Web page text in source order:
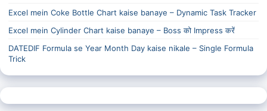
Excel mein Coke Bottle Chart kaise banaye – Dynamic Task Tracker
Excel mein Cylinder Chart kaise banaye – Boss को Impress करें
DATEDIF Formula se Year Month Day kaise nikale – Single Formula
Trick